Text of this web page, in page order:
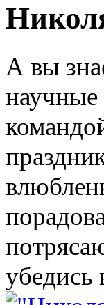
А вы
убедись